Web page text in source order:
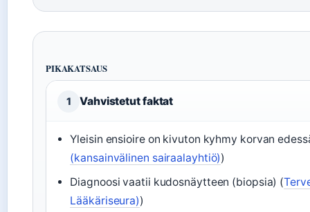
PIKAKATSAUS
1 Vahvistetut faktat
Yleisin ensioire on kivuton kyhmy korvan
(kansainvälinen sairaalayhtiö))
Diagnoosi vaatii kudosnäytteen (biopsia) (
Lääkäriseura))